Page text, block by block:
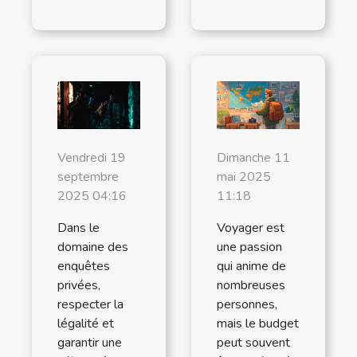
Vendredi 19
septembre
2025 04:16
Dans le
domaine des
enquêtes
privées,
respecter la
légalité et
garantir une
Dimanche 11
mai 2025
11:18
Voyager est
une passion
qui anime de
nombreuses
personnes,
mais le budget
peut souvent